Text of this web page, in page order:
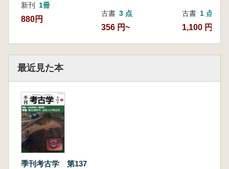
新刊 1冊
880円
古書 3 点
356 円~
古書 1 点
1,100 円
最近見た本
季刊考古学 第137